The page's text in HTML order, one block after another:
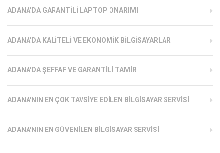
ADANA'DA GARANTILI LAPTOP ONARIMI
ADANA'DA KALITELI VE EKONOMIK BILGISAYARLAR
ADANA'DA ŞEFFAF VE GARANTILI TAMIR
ADANA'NIN EN ÇOK TAVSIYE EDILEN BILGISAYAR SERVISI
ADANA'NIN EN GÜVENILEN BILGISAYAR SERVISI